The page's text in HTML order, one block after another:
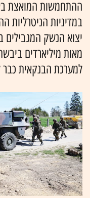
ההתחמשות המואצת
במדיניות הניטרליות
יצוא הנשק המגבילים
מאות מיליארדים
למערכת הבנקאית כבר